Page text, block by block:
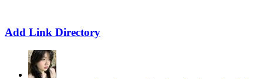
Add Link Directory